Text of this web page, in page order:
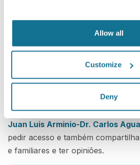
Allow all
Customize
Deny
Ainda tem dúvidas sobre
Depois da consulta comARIA
Juan Luis Arminio-Dr. Carlos
pedir acesso e também
e familiares e ter opiniões.